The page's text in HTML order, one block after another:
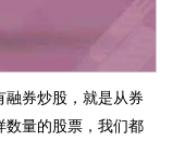
融券炒股，就是从券
数量的股票，我们都